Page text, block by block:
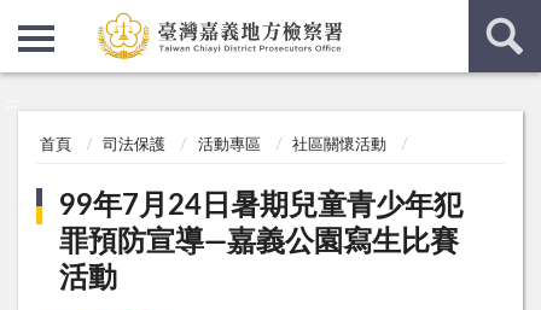
首頁 司法保護 活動專區 社區關懷活動
99年7月24日暑期兒童青少年犯
罪預防宣導—嘉義公園寫生比賽
活動